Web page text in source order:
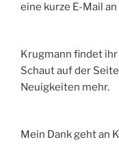
eine kurze E-Mail
Krugmann findet
Schaut auf der
Neuigkeiten mehr.
Mein Dank geht an